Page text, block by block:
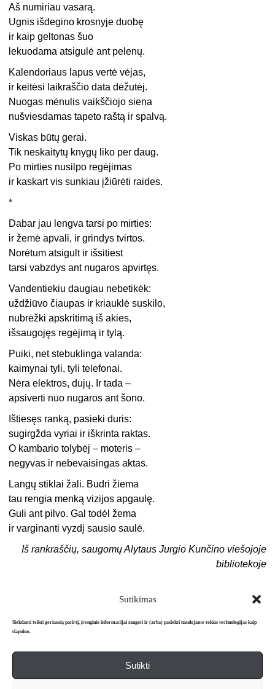
Sutikimas
Siekdami teikti geriausią patirtį, įrenginio informacijai saugoti ir (arba) pasiekti naudojame tokias technologijas kaip
slapukus.
Sutikti
Aš numiriau vasarą.
Ugnis išdegino krosnyje duobę
ir kaip geltonas šuo
lekuodama atsigulė ant pelenų.
Kalendoriaus lapus vertė vėjas,
ir keitėsi laikraščio data dėžutėj.
Nuogas mėnulis vaikščiojo siena
nušviesdamas tapeto raštą ir spalvą.
Viskas būtų gerai.
Tik neskaitytų knygų liko per daug.
Po mirties nusilpo regėjimas
ir kaskart vis sunkiau įžiūrėti raides.
*
Dabar jau lengva tarsi po mirties:
ir žemė apvali, ir grindys tvirtos.
Norėtum atsigult ir išsitiest
tarsi vabzdys ant nugaros apvirtęs.
Vandentiekiu daugiau nebetikėk:
uždžiūvo čiaupas ir kriauklė suskilo,
nubrėžki apskritimą iš akies,
išsaugojęs regėjimą ir tylą.
Puiki, net stebuklinga valanda:
kaimynai tyli, tyli telefonai.
Nėra elektros, dujų. Ir tada –
apsiverti nuo nugaros ant šono.
Ištiesęs ranką, pasieki duris:
sugirgžda vyriai ir iškrinta raktas.
O kambario tolybėj – moteris –
negyvas ir nebevaisingas aktas.
Langų stiklai žali. Budri žiema
tau rengia menką vizijos apgaulę.
Guli ant pilvo. Gal todėl žema
ir varginanti vyzdį sausio saulė.
Iš rankraščių, saugomų Alytaus Jurgio Kunčino viešojoje
bibliotekoje
Apie mus Redakcija Prenumerata